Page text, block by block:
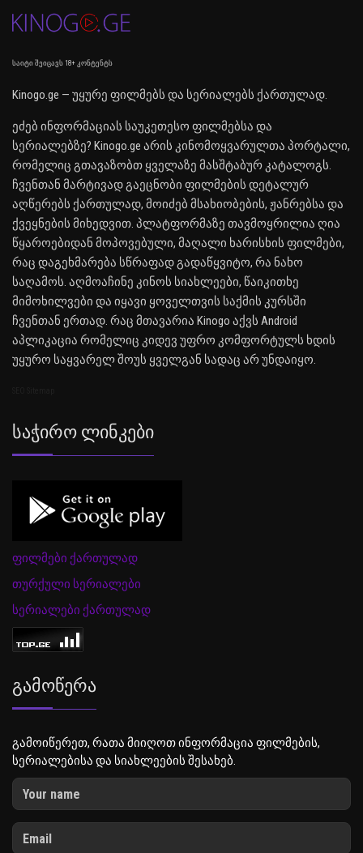
საიტი შეიცავს 18+ კონტენტს
Kinogo.ge — უყურე ფილმებს და სერიალებს ქართულად.
ეძებ ინფორმაციას საუკეთესო ფილმებსა და
სერიალებზე? Kinogo.ge არის კინომოყვარულთა პორტალი,
რომელიც გთავაზობთ ყველაზე მასშტაბურ კატალოგს.
ჩვენთან მარტივად გაეცნობი ფილმების დეტალურ
აღწერებს ქართულად, მოიძებ მსახიობების, ჟანრებსა და
ქვეყნების მიხედვით. პლატფორმაზე თავმოყრილია ღია
წყაროებიდან მოპოვებული, მაღალი ხარისხის ფილმები,
რაც დაგეხმარება სწრაფად გადაწყვიტო, რა ნახო
საღამოს. აღმოაჩინე კინოს სიახლეები, წაიკითხე
მიმოხილვები და იყავი ყოველთვის საქმის კურსში
ჩვენთან ერთად. რაც მთავარია Kinogo აქვს Android
აპლიკაცია რომელიც კიდევ უფრო კომფორტულს ხდის
უყურო საყვარელ შოუს ყველგან სადაც არ უნდაიყო.
Საჭირო Ლინკები
ფილმები ქართულად
თურქული სერიალები
სერიალები ქართულად
Გამოწერა
გამოიწერეთ, რათა მიიღოთ ინფორმაცია ფილმების,
სერიალებისა და სიახლეების შესახებ.